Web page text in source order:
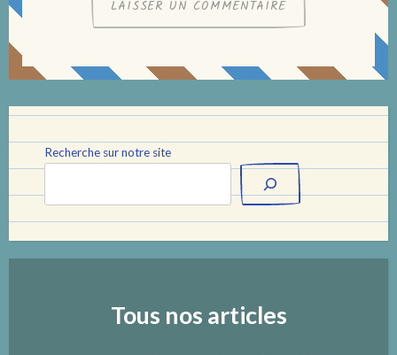
Recherche sur notre site
Tous nos articles